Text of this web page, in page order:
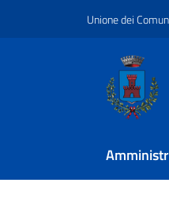
Unione dei